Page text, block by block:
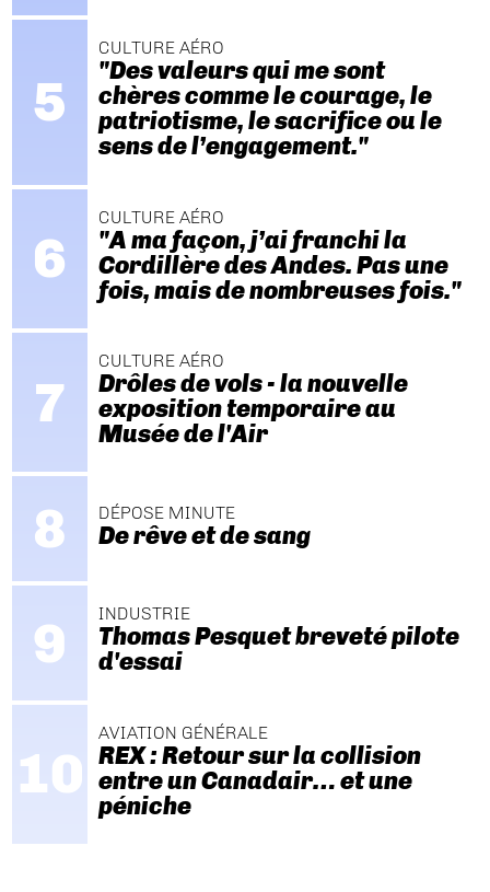
CULTURE AÉRO
"Des valeurs qui me sont
chères comme le courage, le
patriotisme, le sacrifice ou le
sens de l’engagement."
CULTURE AÉRO
"A ma façon, j’ai franchi la
Cordillère des Andes. Pas une
fois, mais de nombreuses fois."
CULTURE AÉRO
Drôles de vols - la nouvelle
exposition temporaire au
Musée de l'Air
DÉPOSE MINUTE
De rêve et de sang
INDUSTRIE
Thomas Pesquet breveté pilote
d'essai
AVIATION GÉNÉRALE
REX : Retour sur la collision
entre un Canadair… et une
péniche